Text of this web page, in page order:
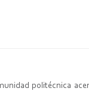
politécnica